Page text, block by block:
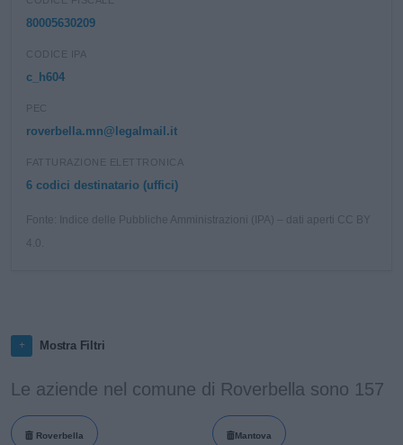
80005630209
CODICE IPA
c_h604
PEC
roverbella.mn@legalmail.it
FATTURAZIONE ELETTRONICA
6 codici destinatario (uffici)
Fonte: Indice delle Pubbliche Amministrazioni (IPA) – dati aperti CC BY
Mostra Filtri
Le aziende nel comune di Roverbella sono 157
Roverbella Mantova